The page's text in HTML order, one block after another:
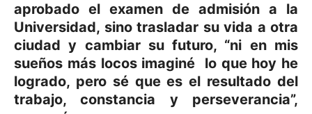
aprobado el examen de admisión a la
Universidad, sino trasladar su vida a otra
ciudad y cambiar su futuro, “ni en mis
sueños más locos imaginé lo que hoy he
logrado, pero sé que es el resultado del
trabajo, constancia y perseverancia”,